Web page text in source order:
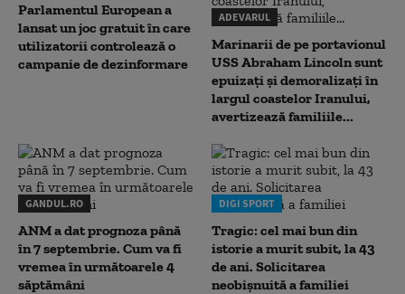
Parlamentul European a
lansat un joc gratuit în care
utilizatorii controlează o
campanie de dezinformare
ADEVARUL
Marinarii de pe portavionul
USS Abraham Lincoln sunt
epuizați și demoralizați în
largul coastelor Iranului,
avertizează familiile...
GANDUL.RO
ANM a dat prognoza până
în 7 septembrie. Cum va fi
vremea în următoarele 4
săptămâni
DIGI SPORT
Tragic: cel mai bun din
istorie a murit subit, la 43
de ani. Solicitarea
neobișnuită a familiei